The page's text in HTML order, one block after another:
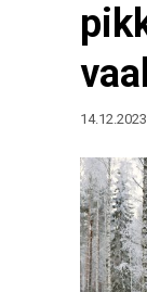
14.12.2023